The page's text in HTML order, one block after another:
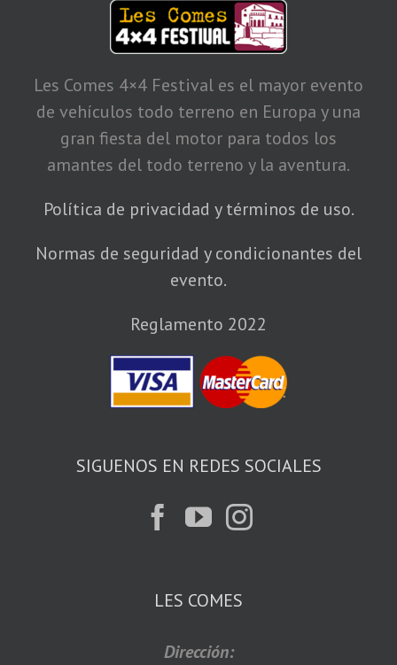
Les Comes 4×4 Festival es el mayor evento
de vehículos todo terreno en Europa y una
gran fiesta del motor para todos los
amantes del todo terreno y la aventura.
Política de privacidad y términos de uso.
Normas de seguridad y condicionantes del
evento.
Reglamento 2022
SIGUENOS EN REDES SOCIALES
LES COMES
Dirección: